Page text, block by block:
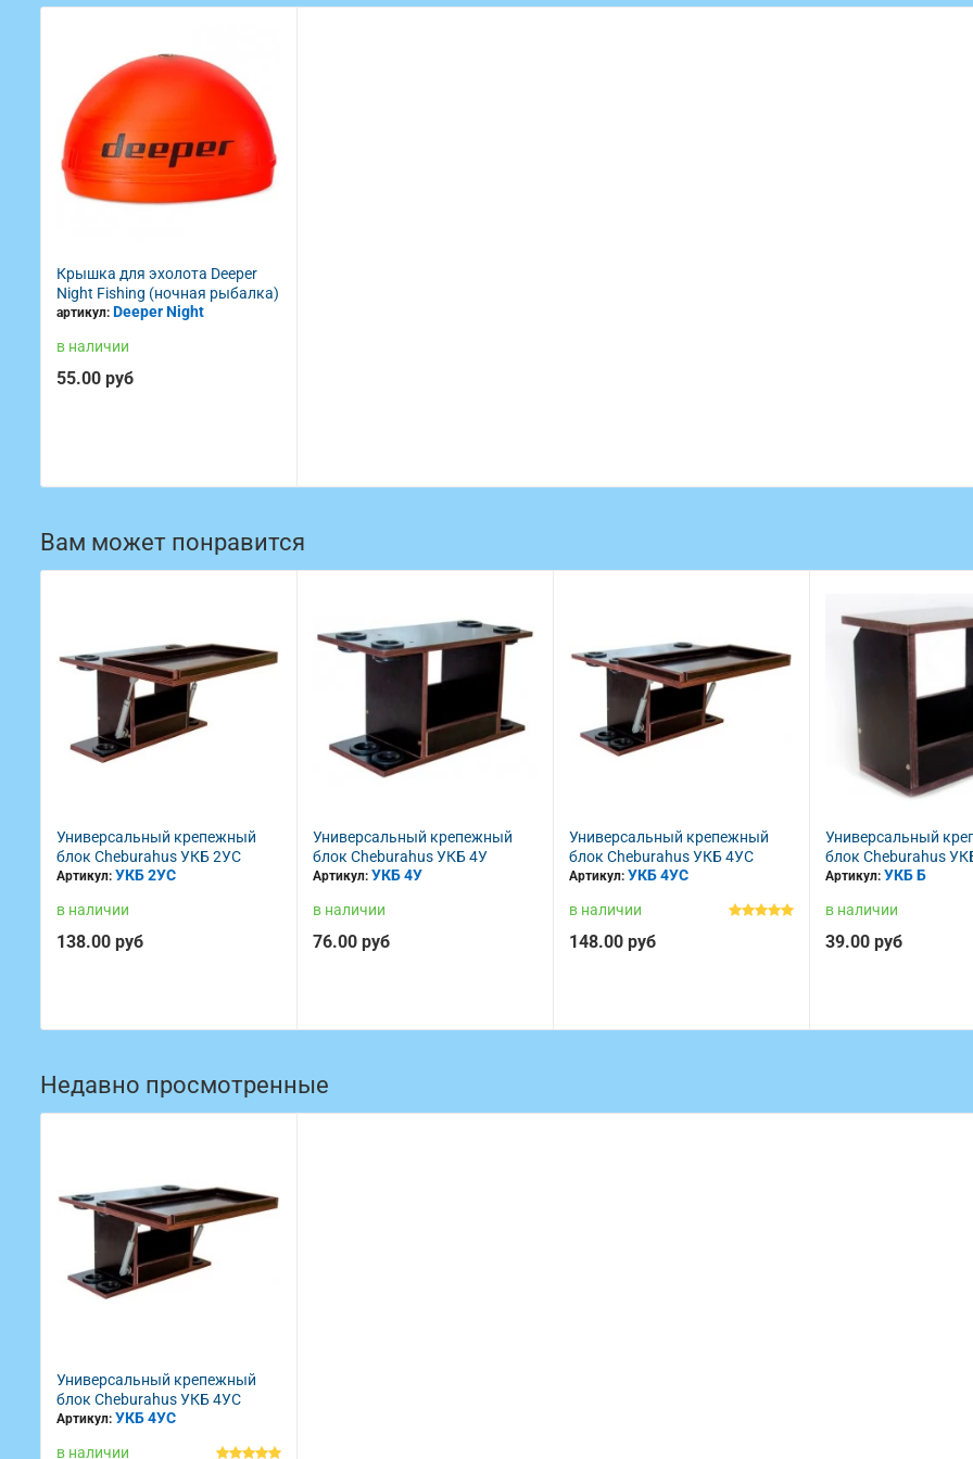
Крышка для эхолота Deeper
Night Fishing (ночная рыбалка)
артикул: Deeper Night
в наличии
55.00 руб
Вам может понравится
Универсальный крепежный
блок Cheburahus УКБ 4У
Артикул:УКБ 4У
в наличии
76.00 руб
Универсальный крепежный
блок Cheburahus УКБ 4УС
Артикул:УКБ 4УС
в наличии
148.00 руб
Универсальный крепежный
блок Cheburahus УКБ Б
Артикул:УКБ Б
в наличии
39.00 руб
блок
Артикул:УКБ БС
в наличии
87.00 руб
Недавно просмотренные
Универсальный крепежный
блок Cheburahus УКБ 4УС
Артикул: УКБ 4УС
в наличии